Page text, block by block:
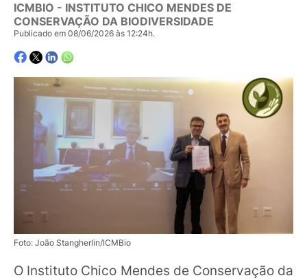
ICMBIO - INSTITUTO CHICO MENDES DE
CONSERVAÇÃO DA BIODIVERSIDADE
Publicado em 08/06/2026 às 12:24h.
Foto: João Stangherlin/ICMBio
O Instituto Chico Mendes de Conservação da